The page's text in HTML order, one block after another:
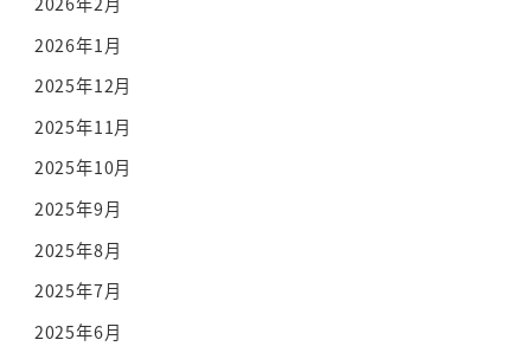
2026年1月
2025年12月
2025年11月
2025年10月
2025年9月
2025年8月
2025年7月
2025年6月